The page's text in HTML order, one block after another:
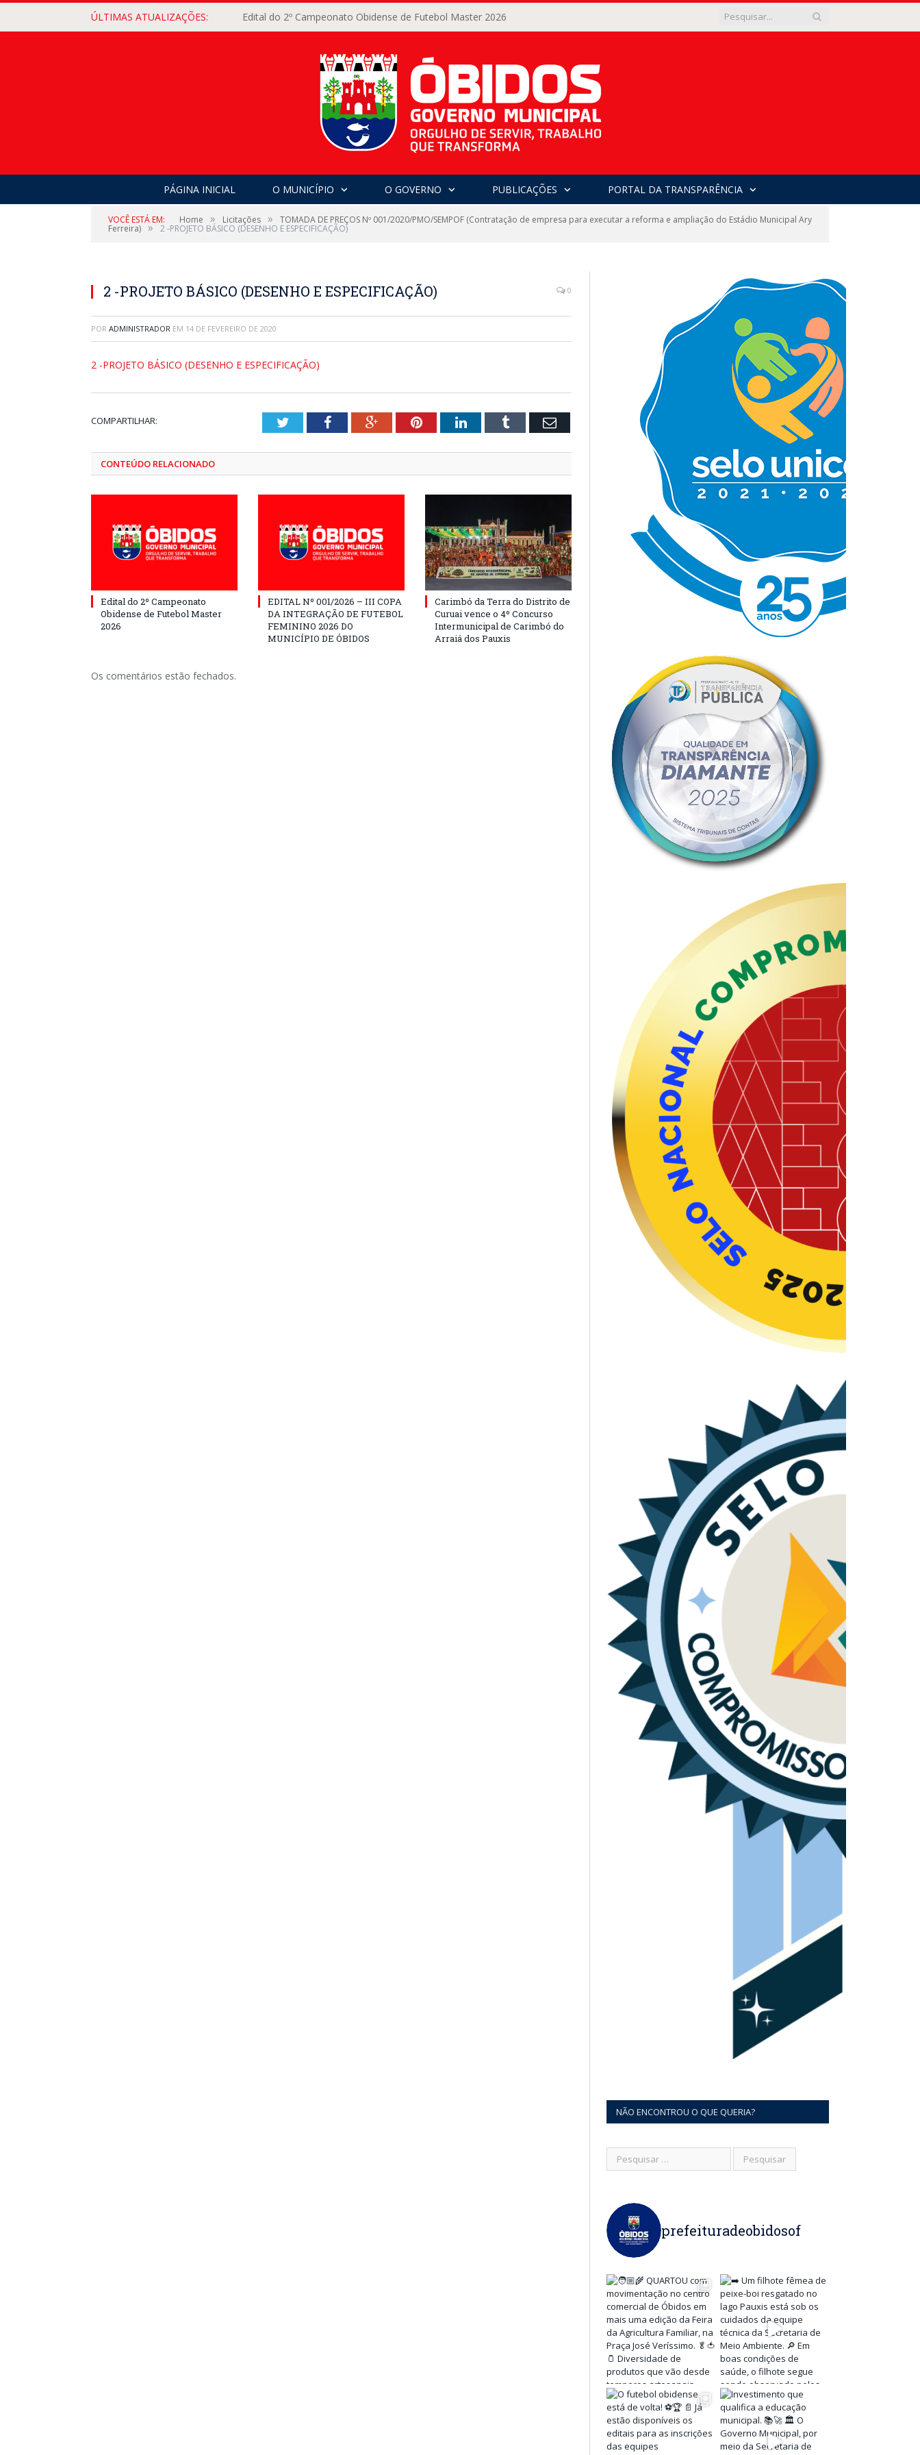
ÚLTIMAS ATUALIZAÇÕES: Edital do 2º Campeonato Obidense de Futebol Master 2026
PÁGINA INICIAL O MUNICÍPIO O GOVERNO PUBLICAÇÕES PORTAL DA TRANSPARÊNCIA
VOCÊ ESTÁ EM: Home » Licitações » TOMADA DE PREÇOS Nº 001/2020/PMO/SEMPOF (Contratação de empresa para executar a reforma e ampliação do Estádio Municipal Ary
Ferreira) » 2 -PROJETO BÁSICO (DESENHO E ESPECIFICAÇÃO)
2 -PROJETO BÁSICO (DESENHO E ESPECIFICAÇÃO) 0
POR ADMINISTRADOR EM 14 DE FEVEREIRO DE 2020
2 -PROJETO BÁSICO (DESENHO E ESPECIFICAÇÃO)
COMPARTILHAR: TwitterFacebookGoogle+PinterestLinkedInTumblr Email
CONTEÚDO RELACIONADO
Edital do 2º Campeonato
Obidense de Futebol Master
2026
EDITAL Nº 001/2026 – III COPA
DA INTEGRAÇÃO DE FUTEBOL
FEMININO 2026 DO
MUNICÍPIO DE ÓBIDOS
Carimbó da Terra do Distrito de
Curuai vence o 4º Concurso
Intermunicipal de Carimbó do
Arraiá dos Pauxis
Os comentários estão fechados.
NÃO ENCONTROU O QUE QUERIA?
prefeituradeobidosof